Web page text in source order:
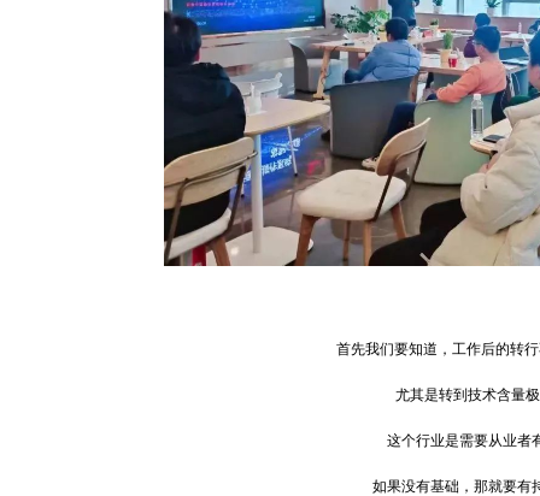
首先我们要知道，工作后的转
尤其是转到技术含量
这个行业是需要从业者
如果没有基础，那就要有